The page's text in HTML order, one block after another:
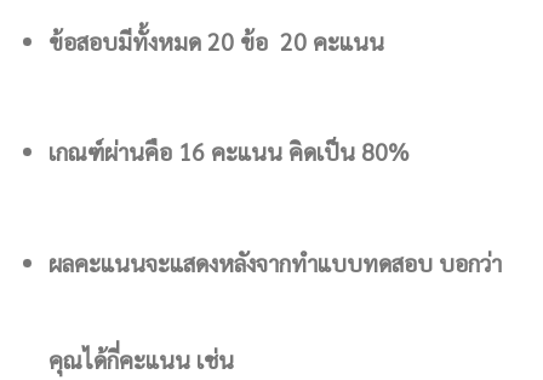
ข้อสอบมีทั้งหมด 20 ข้อ 20 คะแนน
เกณฑ์ผ่านคือ 16 คะแนน คิดเป็น 80%
ผลคะแนนจะแสดงหลังจากทำแบบทดสอบ บอกว่า
คุณได้กี่คะแนน เช่น